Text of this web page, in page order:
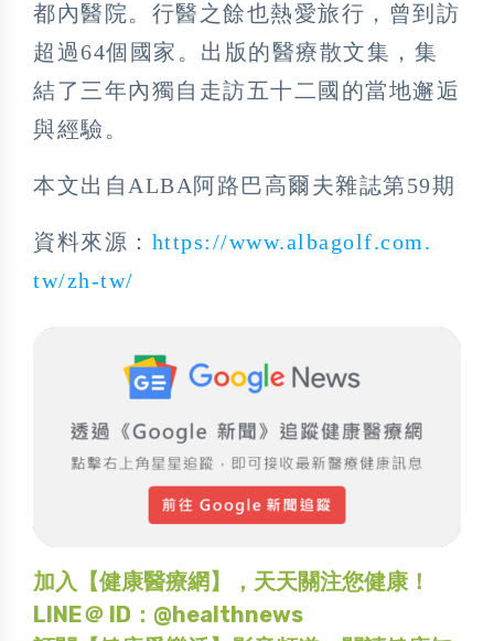
都內醫院。行醫之餘也熱愛旅行，曾到訪
超過64個國家。出版的醫療散文集，集
結了三年內獨自走訪五十二國的當地邂逅
與經驗。
本文出自ALBA阿路巴高爾夫雜誌第59期
資料來源： https://www.albagolf.com.
tw/zh-tw/
加入【健康醫療網】，天天關注您健康！
LINE＠ ID：@healthnews